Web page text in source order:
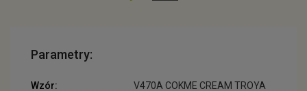
Parametry:
Wzór:
V470A COKME CREAM TROYA